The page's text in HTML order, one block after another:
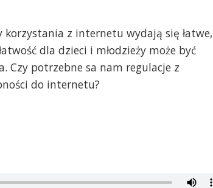
korzystania z internetu wydają się łatwe,
dla dzieci i młodzieży może być
Czy potrzebne sa nam regulacje z
do internetu?